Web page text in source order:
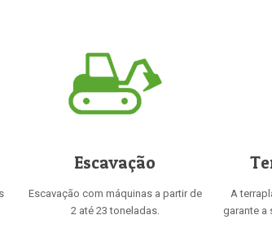
Escavação
Escavação com máquinas a partir de
2 até 23 toneladas.
A
garante a